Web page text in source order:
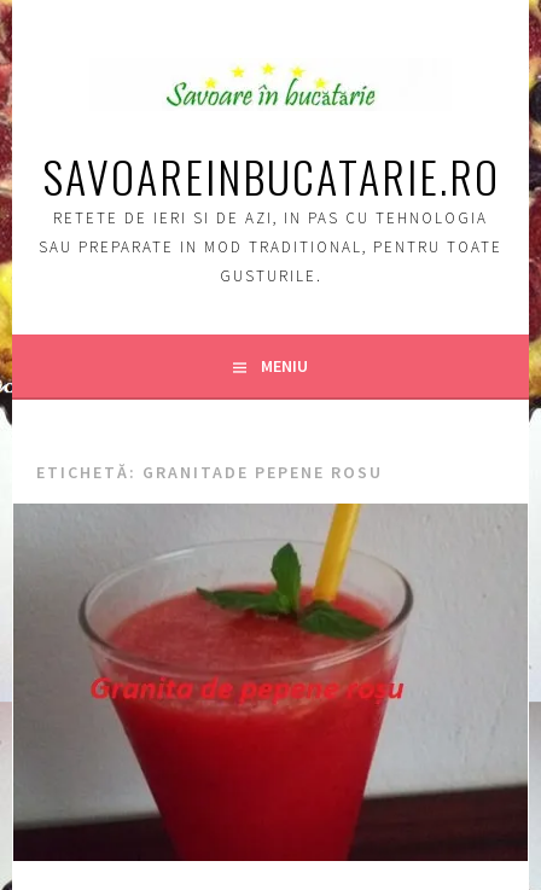
Sări
la
conţinut
SAVOAREINBUCATARIE.RO
RETETE DE IERI SI DE AZI, IN PAS CU TEHNOLOGIA
SAU PREPARATE IN MOD TRADITIONAL, PENTRU TOATE
GUSTURILE.
MENIU
ETICHETĂ: GRANITADE PEPENE ROSU